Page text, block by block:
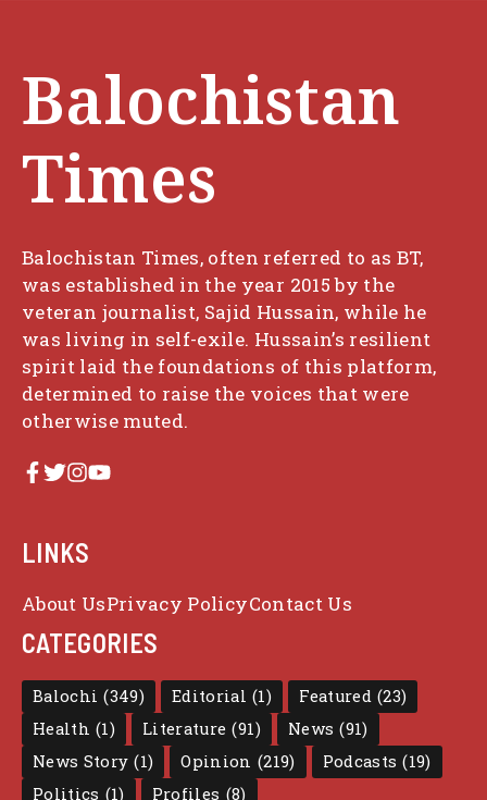
Balochistan
Times
Balochistan Times, often referred to as BT,
was established in the year 2015 by the
veteran journalist, Sajid Hussain, while he
was living in self-exile. Hussain’s resilient
spirit laid the foundations of this platform,
determined to raise the voices that were
otherwise muted.
LINKS
About UsPrivacy PolicyContact Us
CATEGORIES
Balochi (349) Editorial (1) Featured (23)
Health (1) Literature (91) News (91)
News Story (1) Opinion (219) Podcasts (19)
Politics (1) Profiles (8)